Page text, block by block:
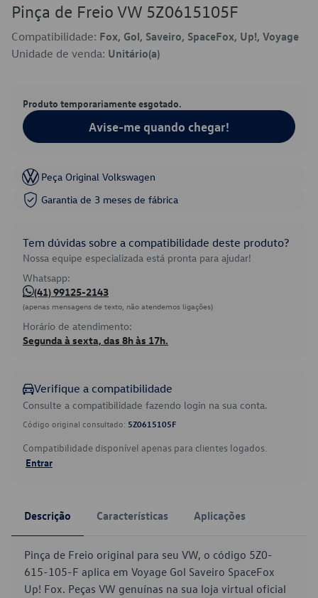
Pinça de Freio VW 5Z0615105F
Compatibilidade: Fox, Gol, Saveiro, SpaceFox, Up!, Voyage
Unidade de venda: Unitário(a)
Produto temporariamente esgotado.
Avise-me quando chegar!
Peça Original Volkswagen
Garantia de 3 meses de fábrica
Tem dúvidas sobre a compatibilidade deste produto?
Nossa equipe especializada está pronta para ajudar!
Whatsapp:
(41) 99125-2143
(apenas mensagens de texto, não atendemos ligações)
Horário de atendimento:
Segunda à sexta, das 8h às 17h.
Verifique a compatibilidade
Consulte a compatibilidade fazendo login na sua conta.
Código original consultado: 5Z0615105F
Compatibilidade disponível apenas para clientes logados.
Entrar
Descrição Características Aplicações
Pinça de Freio original para seu VW, o código 5Z0-
615-105-F aplica em Voyage Gol Saveiro SpaceFox
Up! Fox. Peças VW genuínas na sua loja virtual oficial